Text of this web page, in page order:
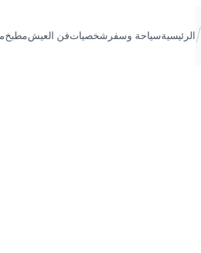
/الرئيسيةسياحة وسفر شخصياتفن العيشمطبخ